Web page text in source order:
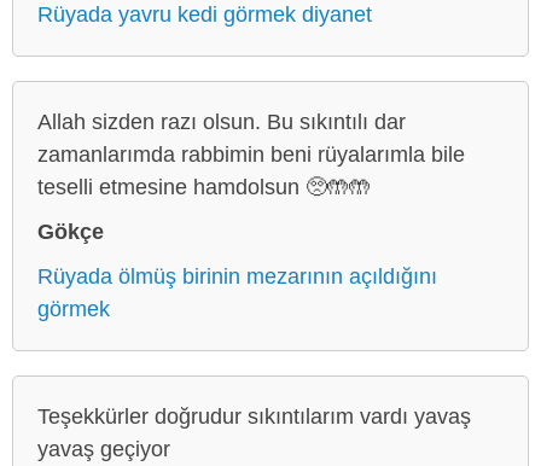
Rüyada yavru kedi görmek diyanet
Allah sizden razı olsun. Bu sıkıntılı dar
zamanlarımda rabbimin beni rüyalarımla bile
teselli etmesine hamdolsun 🥺🤲🤲
Gökçe
Rüyada ölmüş birinin mezarının açıldığını
görmek
Teşekkürler doğrudur sıkıntılarım vardı yavaş
yavaş geçiyor